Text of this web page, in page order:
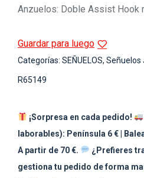
Anzuelos: Doble Assist Hook
Guardar para luego
Categorías: SEÑUELOS, Señuelos
R65149
¡Sorpresa en cada pedido!
laborables): Península 6 € |
A partir de 70 €.
¿Prefieres
gestiona tu pedido de forma